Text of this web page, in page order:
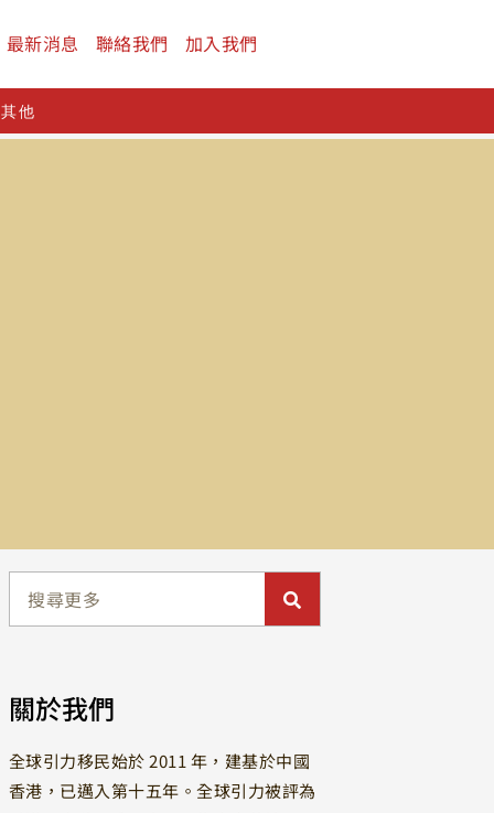
最新消息 聯絡我們 加入我們
他
關於我們
全球引力移民始於 2011 年，建基於中國
香港，已邁入第十五年。全球引力被評為